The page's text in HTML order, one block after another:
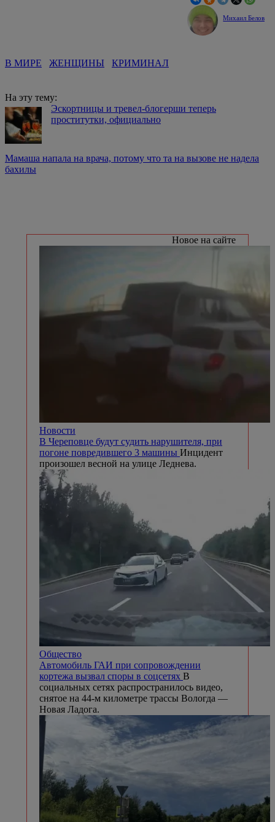
Михаил Белов
В МИРЕ ЖЕНЩИНЫ КРИМИНАЛ
На эту тему:
Эскортницы и тревел-блогерши теперь
проститутки, официально
Мамаша напала на врача, потому что та на вызове не надела
бахилы
Новое на сайте
Новости
В Череповце будут судить нарушителя, при
погоне повредившего 3 машины Инцидент
произошел весной на улице Леднева.
Общество
Автомобиль ГАИ при сопровождении
кортежа вызвал споры в соцсетях В
социальных сетях распространилось видео,
снятое на 44-м километре трассы Вологда —
Новая Ладога.